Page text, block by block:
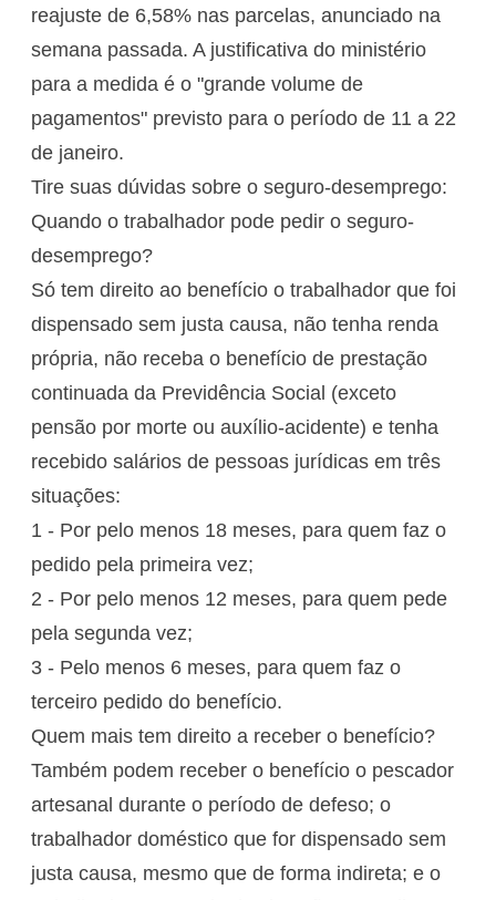
reajuste de 6,58% nas parcelas, anunciado na
semana passada. A justificativa do ministério
para a medida é o "grande volume de
pagamentos" previsto para o período de 11 a 22
de janeiro.
Tire suas dúvidas sobre o seguro-desemprego:
Quando o trabalhador pode pedir o seguro-
desemprego?
Só tem direito ao benefício o trabalhador que foi
dispensado sem justa causa, não tenha renda
própria, não receba o benefício de prestação
continuada da Previdência Social (exceto
pensão por morte ou auxílio-acidente) e tenha
recebido salários de pessoas jurídicas em três
situações:
1 - Por pelo menos 18 meses, para quem faz o
pedido pela primeira vez;
2 - Por pelo menos 12 meses, para quem pede
pela segunda vez;
3 - Pelo menos 6 meses, para quem faz o
terceiro pedido do benefício.
Quem mais tem direito a receber o benefício?
Também podem receber o benefício o pescador
artesanal durante o período de defeso; o
trabalhador doméstico que for dispensado sem
justa causa, mesmo que de forma indireta; e o